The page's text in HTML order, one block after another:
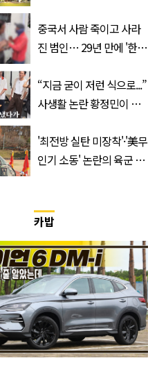
는?
중국서 사람 죽이고 사라
진 범인… 29년 만에 '한
“지금 굳이 저런 식으로...”
사생활 논란 황정민이 곧
'최전방 실탄 미장착'·'美무
인기 소동' 논란의 육군 1
카밥